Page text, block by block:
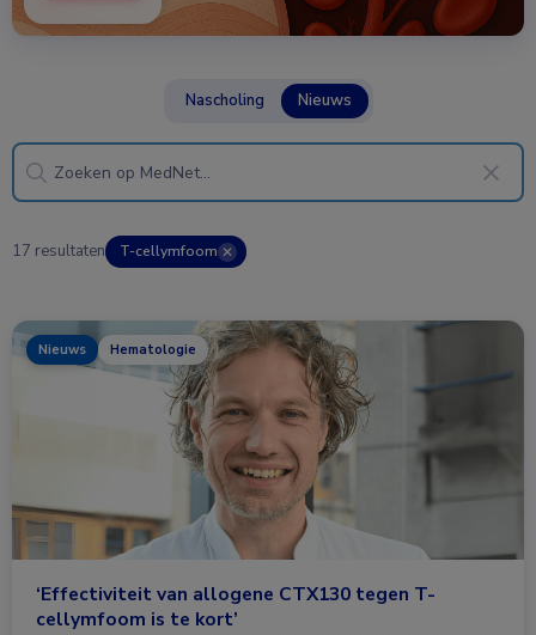
Nascholing Nieuws
17 resultaten T-cellymfoom ✕
Nieuws Hematologie
‘Effectiviteit van allogene CTX130 tegen T-
cellymfoom is te kort’